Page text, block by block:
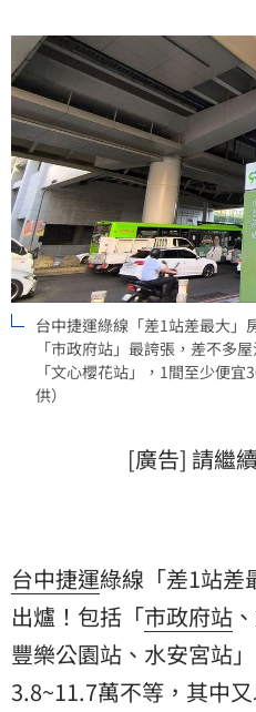
台中捷運綠線「差1站差最大」
「市政府站」最誇張，差不多
「文心櫻花站」，1間至少便
供）
[廣告] 請繼
台中捷運綠線「差1站差
出爐！包括「市政府站
豐樂公園站、水安宮站
3.8~11.7萬不等，其中